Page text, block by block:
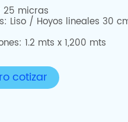
25 micras
Liso / Hoyos lineales 30
1.2 mts x 1,200 mts
cotizar